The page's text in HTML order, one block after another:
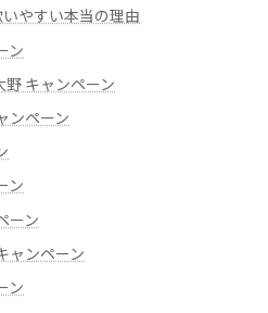
やすい本当の理由
ン
キャンペーン
ンペーン
ン
ーン
ャンペーン
ン